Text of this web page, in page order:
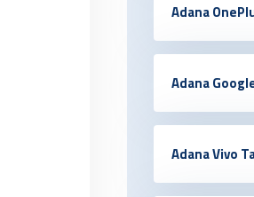
Adana
Adana
Adana Vivo